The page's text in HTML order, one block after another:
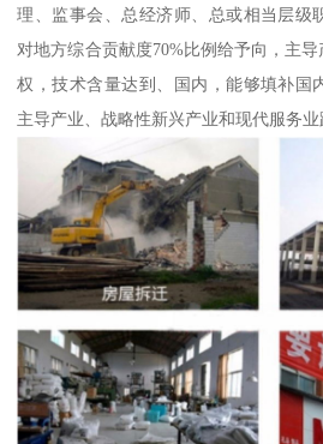
理、监事会、总经济师、总或相当层级
对地方综合贡献度70%比例给予向，主
权，技术含量达到、国内，能够填补国
主导产业、战略性新兴产业和现代服务业